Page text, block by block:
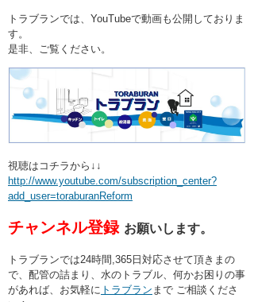
トラブランでは、YouTubeで動画も公開しておりま
す。
是非、ご覧ください。
視聴はコチラから↓↓
http://www.youtube.com/subscription_center?
add_user=toraburanReform
チャンネル登録 お願いします。
トラブランでは24時間,365日対応させて頂きまの
で、配管の詰まり、水のトラブル、何かお困りの事
があれば、お気軽に トラブラン まで ご相談くださ